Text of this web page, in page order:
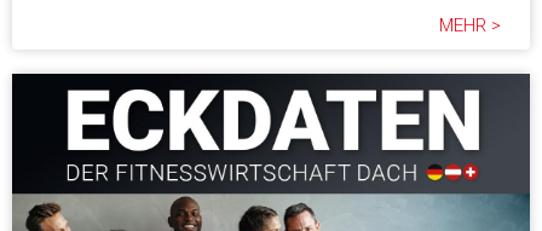
MEHR >